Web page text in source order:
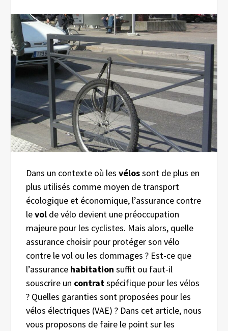
Dans un contexte où les vélossont de plus en
plus utilisés comme moyen de transport
écologique et économique, l’assurance contre
levol de vélo devient une préoccupation
majeure pour les cyclistes. Mais alors, quelle
assurance choisir pour protéger son vélo
contre le vol ou les dommages ? Est-ce que
l’assurance habitation suffit ou faut-il
souscrire un contratspécifique pour les vélos
? Quelles garanties sont proposées pour les
vélos électriques (VAE) ? Dans cet article, nous
vous proposons de faire le point sur les